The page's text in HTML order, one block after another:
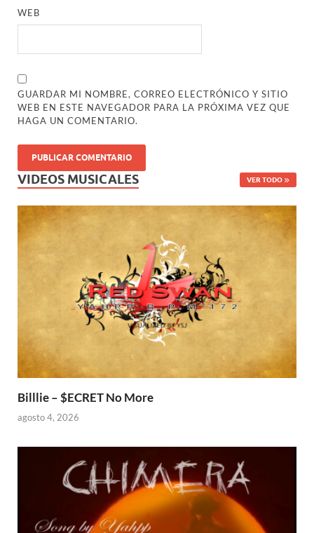
WEB
GUARDAR MI NOMBRE, CORREO ELECTRÓNICO Y SITIO
WEB EN ESTE NAVEGADOR PARA LA PRÓXIMA VEZ QUE
HAGA UN COMENTARIO.
VIDEOS MUSICALES VER TODO
Billlie – $ECRET No More
agosto 4, 2026